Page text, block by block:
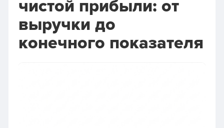
чистой прибыли: от
выручки до
конечного показателя